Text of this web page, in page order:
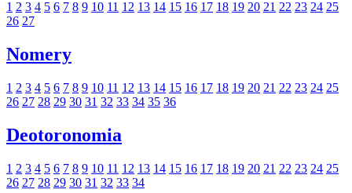
1 2 3 4 5 6 7 8 9 10 11 12 13 14 15 16 17 18 19 20 21 22 23 24 25
26 27
Nomery
1 2 3 4 5 6 7 8 9 10 11 12 13 14 15 16 17 18 19 20 21 22 23 24 25
26 27 28 29 30 31 32 33 34 35 36
Deotoronomia
1 2 3 4 5 6 7 8 9 10 11 12 13 14 15 16 17 18 19 20 21 22 23 24 25
26 27 28 29 30 31 32 33 34